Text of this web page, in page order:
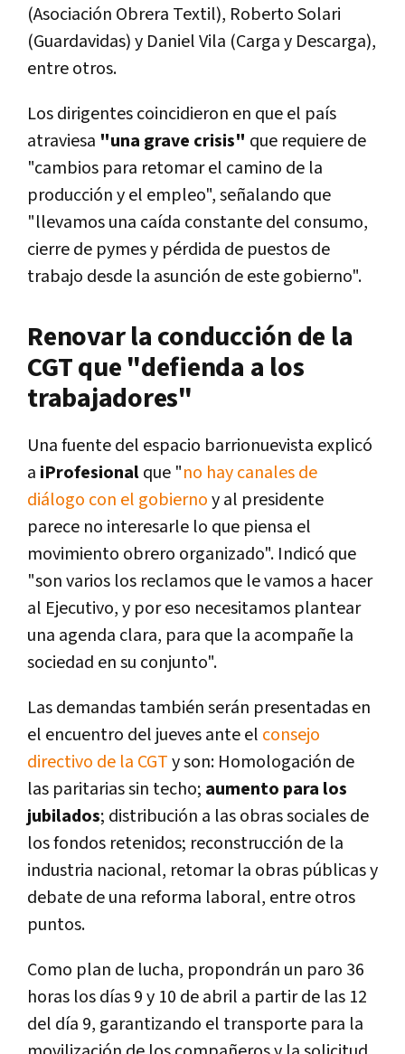
(Asociación Obrera Textil), Roberto Solari
(Guardavidas) y Daniel Vila (Carga y Descarga),
entre otros.
Los dirigentes coincidieron en que el país
atraviesa "una grave crisis" que requiere de
"cambios para retomar el camino de la
producción y el empleo", señalando que
"llevamos una caída constante del consumo,
cierre de pymes y pérdida de puestos de
trabajo desde la asunción de este gobierno".
Renovar la conducción de la
CGT que "defienda a los
trabajadores"
Una fuente del espacio barrionuevista explicó
a iProfesionalque "no hay canales de
diálogo con el gobiernoy al presidente
parece no interesarle lo que piensa el
movimiento obrero organizado". Indicó que
"son varios los reclamos que le vamos a hacer
al Ejecutivo, y por eso necesitamos plantear
una agenda clara, para que la acompañe la
sociedad en su conjunto".
Las demandas también serán presentadas en
el encuentro del jueves ante el consejo
directivo de la CGTy son: Homologación de
las paritarias sin techo; aumento para los
jubilados; distribución a las obras sociales de
los fondos retenidos; reconstrucción de la
industria nacional, retomar la obras públicas y
debate de una reforma laboral, entre otros
puntos.
Como plan de lucha, propondrán un paro 36
horas los días 9 y 10 de abril a partir de las 12
del día 9, garantizando el transporte para la